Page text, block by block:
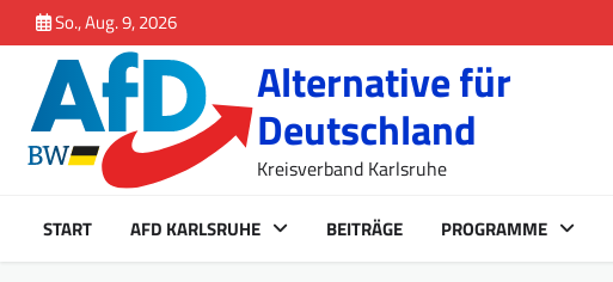
springen
to
content
So., Aug. 9, 2026
Alternative für
Deutschland
Kreisverband Karlsruhe
START AFD KARLSRUHE BEITRÄGE PROGRAMME